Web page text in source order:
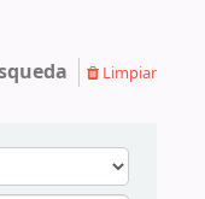
Limpiar